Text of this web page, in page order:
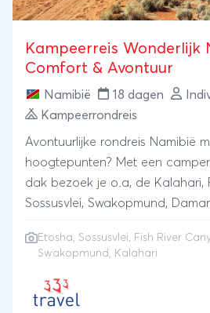
Kampeerreis Wonderlijk
Comfort & Avontuur
Namibië 18 dagen
Kampeerrondreis
Avontuurlijke rondreis Namibië
hoogtepunten? Met een
dak bezoek je o.a, de Kalahari,
Sossusvlei, Swakopmund,
lodge-overnachtingen.
Etosha, Sossusvlei, Fish River
Swakopmund , Kalahari